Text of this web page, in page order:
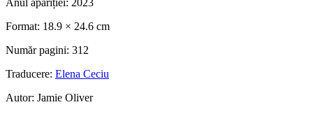
Format: 18.9 × 24.6 cm
Număr pagini: 312
Traducere: Elena Ceciu
Autor: Jamie Oliver